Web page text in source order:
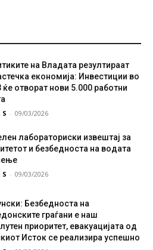
на Владата резултираат
економија: Инвестиции во
отворат нови 5.000 работни
- 09/03/2026
лабораториски извештај за
и безбедноста на водата
- 09/03/2026
Безбедноста на
граѓани е наш
приоритет, евакуацијата од
Исток се реализира успешно